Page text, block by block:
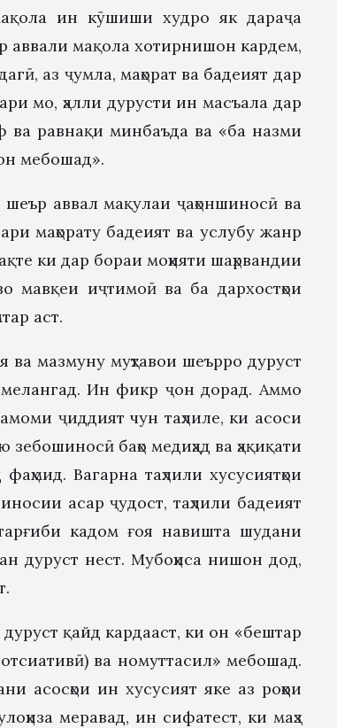
ин кӯшиши худро як дараҷа
аввали мақола хотирнишон кардем,
аз ҷумла, маҳорат ва бадеият дар
мо, ҳалли дурусти ин масъала дар
ва равнақи минбаъда ва «ба назми
мебошад».
аввал мақулаи ҷаҳоншиносӣ ва
маҳорату бадеият ва услубу жанр
ки дар бораи моҳияти шаҳрвандии
мавқеи иҷтимоӣ ва ба дархостҳои
аст.
мазмуну муҳтавои шеърро дуруст
мелангад. Ин фикр ҷон дорад. Аммо
ҷиддият чун таҳлиле, ки асоси
баҳо медиҳад ва ҳақиқати
Вагарна таҳлили хусусиятҳои
асар ҷудост, таҳлили бадеият
кадом ғоя навишта шудани
дуруст нест. Мубоҳиса нишон дод,
қайд кардааст, ки он «бештар
ва номуттасил» мебошад.
асосҳои ин хусусият яке аз роҳҳои
меравад, ин сифатест, ки маҳз